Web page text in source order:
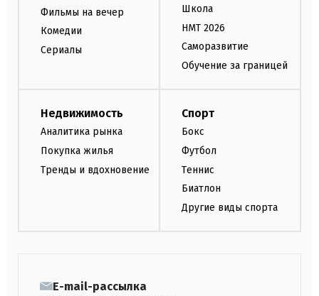
Фильмы на вечер
Комедии
Сериалы
Школа
НМТ 2026
Саморазвитие
Обучение за границей
Недвижимость
Аналитика рынка
Покупка жилья
Тренды и вдохновение
Спорт
Бокс
Футбол
Теннис
Биатлон
Другие виды спорта
E-mail-рассылка